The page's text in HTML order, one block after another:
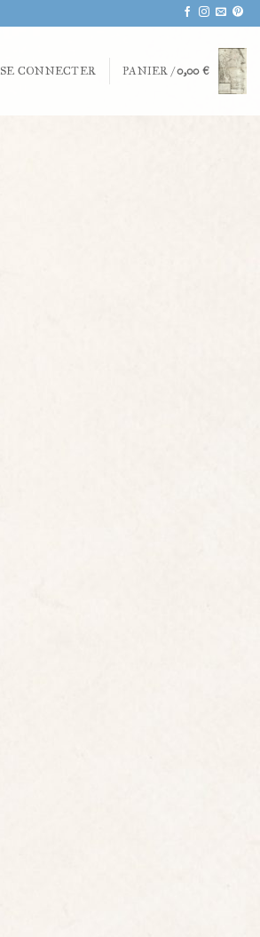
SE CONNECTER PANIER /0,00€